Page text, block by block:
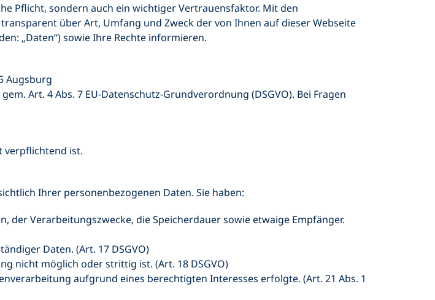
Pflicht, sondern auch ein wichtiger Vertrauensfaktor. Mit den
über Art, Umfang und Zweck der von Ihnen auf dieser Webseite
„Daten“) sowie Ihre Rechte informieren.
Augsburg
Art. 4 Abs. 7 EU-Datenschutz-Grundverordnung (DSGVO). Bei Fragen
verpflichtend ist.
Ihrer personenbezogenen Daten. Sie haben:
der Verarbeitungszwecke, die Speicherdauer sowie etwaige Empfänger.
Daten. (Art. 17 DSGVO)
nicht möglich oder strittig ist. (Art. 18 DSGVO)
aufgrund eines berechtigten Interesses erfolgte. (Art. 21 Abs. 1